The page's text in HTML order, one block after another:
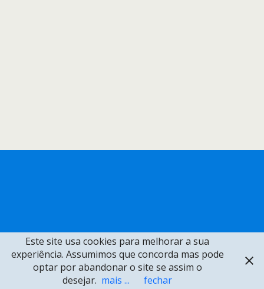
Este site usa cookies para melhorar a sua
experiência. Assumimos que concorda mas pode
optar por abandonar o site se assim o
desejar. mais ... fechar